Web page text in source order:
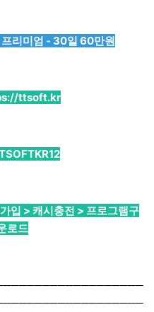
프리미엄 - 30일 60만원
ttsoft.kr
입 > 캐시충전 > 프로그램구
로드